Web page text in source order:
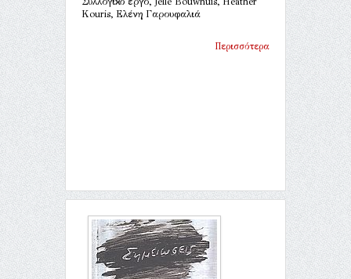
Kouris, Ελένη Γαρουφαλιά
Περισσότερα